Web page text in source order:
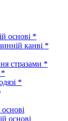
основі *
канві *
стразами *
*
*
основі